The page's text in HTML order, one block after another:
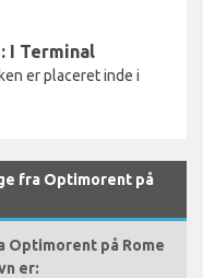
I Terminal
er placeret inde i
fra Optimorent på
på Rome
er: